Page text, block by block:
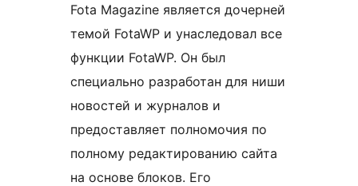
Fota Magazine является дочерней
темой FotaWP и унаследовал все
функции FotaWP. Он был
специально разработан для ниши
новостей и журналов и
предоставляет полномочия по
полному редактированию сайта
на основе блоков. Его